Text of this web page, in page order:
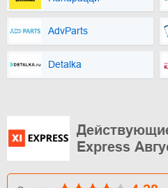
AdvParts
Detalka
Express